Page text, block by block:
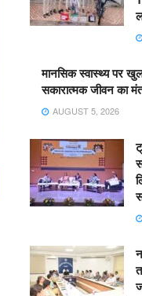
मानसिक स्वास्थ्य पर
सकारात्मक जीवन का
AUGUST 5, 2026